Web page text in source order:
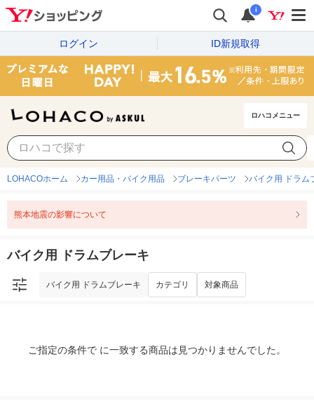
i
ログイン ID新規取得
ロハコメニュー
バイク用 ドラムブレーキ
LOHACOホーム カー用品・バイク用品 ブレーキパーツ バイク用 ドラム
熊本地震の影響について
バイク用 ドラムブレーキ
バイク用 ドラムブレーキ カテゴリ 対象商品
ご指定の条件で に一致する商品は見つかりませんでした。